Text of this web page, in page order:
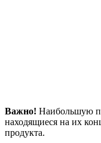
Важно! Наибольшую
находящиеся на их
продукта.